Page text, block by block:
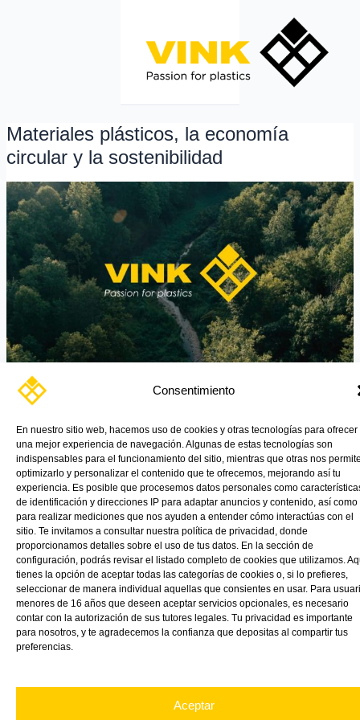
Consentimiento
En nuestro sitio web, hacemos uso de cookies y otras tecnologías para ofrecer
una mejor experiencia de navegación. Algunas de estas tecnologías son
indispensables para el funcionamiento del sitio, mientras que otras nos
optimizarlo y personalizar el contenido que te ofrecemos, mejorando así tu
experiencia. Es posible que procesemos datos personales como
de identificación y direcciones IP para adaptar anuncios y contenido, así como
para realizar mediciones que nos ayuden a entender cómo interactúas con el
sitio. Te invitamos a consultar nuestra política de privacidad, donde
proporcionamos detalles sobre el uso de tus datos. En la sección de
configuración, podrás revisar el listado completo de cookies que utilizamos.
tienes la opción de aceptar todas las categorías de cookies o, si lo prefieres,
seleccionar de manera individual aquellas que consientes en usar. Para
menores de 16 años que deseen aceptar servicios opcionales, es necesario
contar con la autorización de sus tutores legales. Tu privacidad es importante
para nosotros, y te agradecemos la confianza que depositas al compartir tus
preferencias.
Aceptar
Materiales plásticos, la economía
circular y la sostenibilidad
¿Cómo pueden interactuar los materiales plásticos, la economía
(PMMA) en VINK Plastics, […]
Materiales
plásticos,
la
economía
circular
y
la
sostenibilidad
Read More »